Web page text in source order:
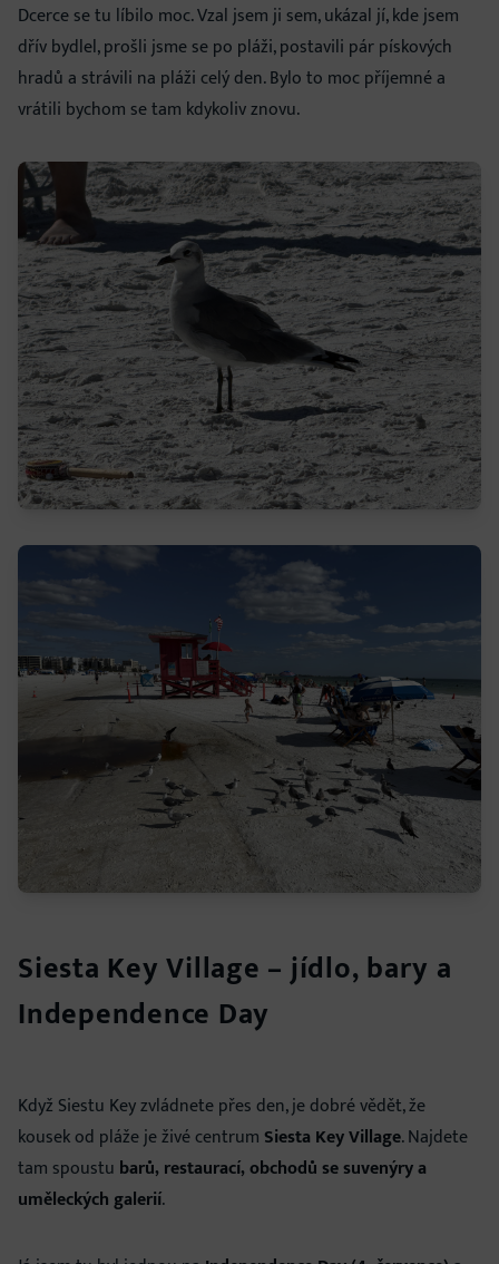
Dcerce se tu líbilo moc. Vzal jsem ji sem, ukázal jí, kde jsem
dřív bydlel, prošli jsme se po pláži, postavili pár pískových
hradů a strávili na pláži celý den. Bylo to moc příjemné a
vrátili bychom se tam kdykoliv znovu.
Siesta Key Village – jídlo, bary a
Independence Day
Když Siestu Key zvládnete přes den, je dobré vědět, že
kousek od pláže je živé centrum Siesta Key Village. Najdete
tam spoustu barů, restaurací, obchodů se suvenýry a
uměleckých galerií.